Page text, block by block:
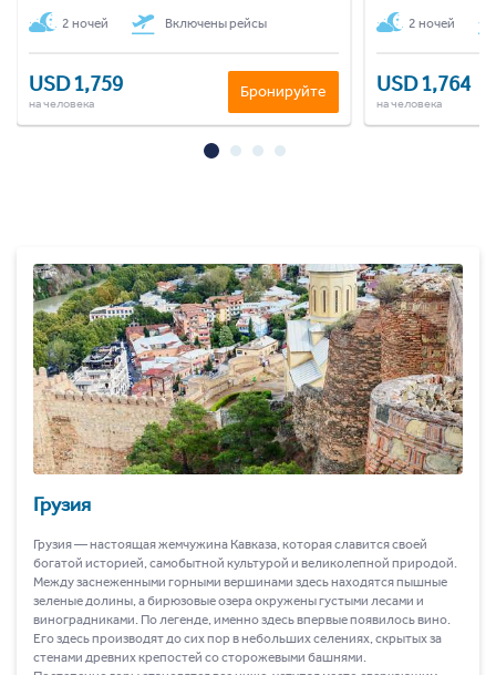
2 ночей Включены рейсы
USD 1,759
на человека
Бронируйте
2 ночей
USD 1,764
на человека
Грузия
Грузия ― настоящая жемчужина Кавказа, которая славится своей
богатой историей, самобытной культурой и великолепной природой.
Между заснеженными горными вершинами здесь находятся пышные
зеленые долины, а бирюзовые озера окружены густыми лесами и
виноградниками. По легенде, именно здесь впервые появилось вино.
Его здесь производят до сих пор в небольших селениях, скрытых за
стенами древних крепостей со сторожевыми башнями.